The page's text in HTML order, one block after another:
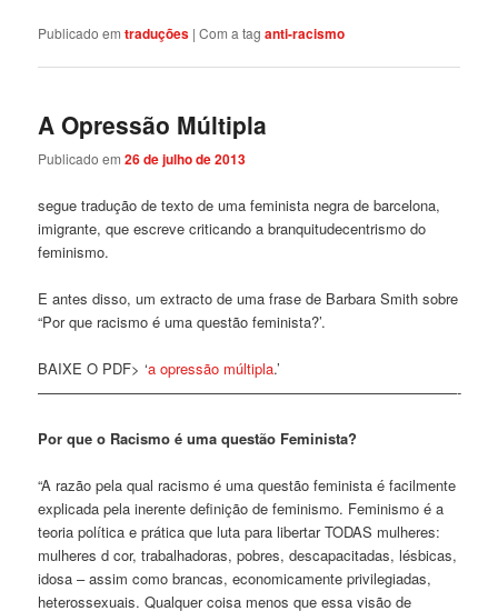
Publicado em traduções |Com a taganti-racismo
A Opressão Múltipla
Publicado em26 de julho de 2013
segue tradução de texto de uma feminista negra de barcelona,
imigrante, que escreve criticando a branquitudecentrismo do
feminismo.
E antes disso, um extracto de uma frase de Barbara Smith sobre
“Por que racismo é uma questão feminista?’.
BAIXE O PDF> ‘a opressão múltipla.’
—————————————————————————————-
Por que o Racismo é uma questão Feminista?
“A razão pela qual racismo é uma questão feminista é facilmente
explicada pela inerente definição de feminismo. Feminismo é a
teoria política e prática que luta para libertar TODAS mulheres:
mulheres d cor, trabalhadoras, pobres, descapacitadas, lésbicas,
idosa – assim como brancas, economicamente privilegiadas,
heterossexuais. Qualquer coisa menos que essa visão de